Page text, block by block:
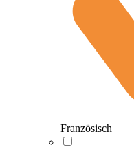
Französisch